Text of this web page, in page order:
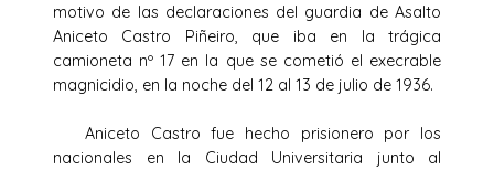
motivo de las declaraciones del guardia de Asalto
Aniceto Castro Piñeiro, que iba en la trágica
camioneta nº 17 en la que se cometió el execrable
magnicidio, en la noche del 12 al 13 de julio de 1936.
Aniceto Castro fue hecho prisionero por los
nacionales en la Ciudad Universitaria junto al